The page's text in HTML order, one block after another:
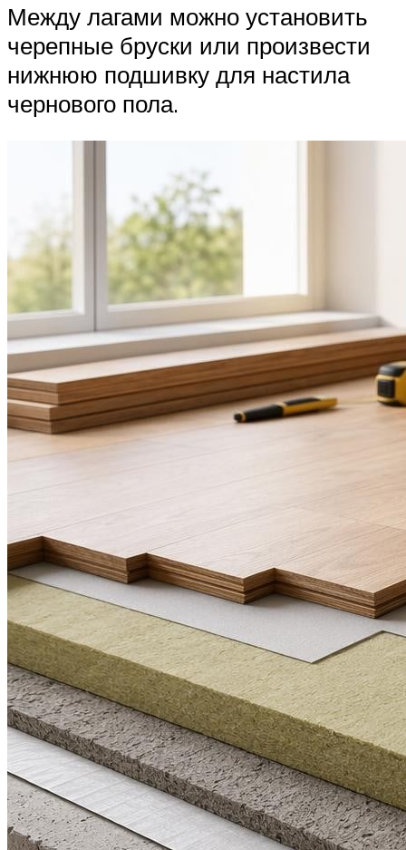
Между лагами можно установить
черепные бруски или произвести
нижнюю подшивку для настила
чернового пола.